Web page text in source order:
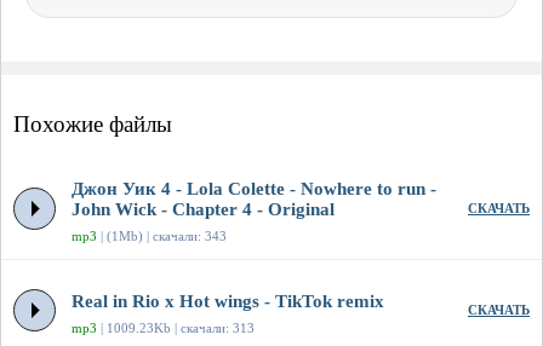
Похожие файлы
Джон Уик 4 - Lola Colette - Nowhere to run -
John Wick - Chapter 4 - Original
mp3 | (1Mb) | скачали: 343
СКАЧАТЬ
Real in Rio x Hot wings - TikTok remix
mp3 | 1009.23Kb | скачали: 313
СКАЧАТЬ